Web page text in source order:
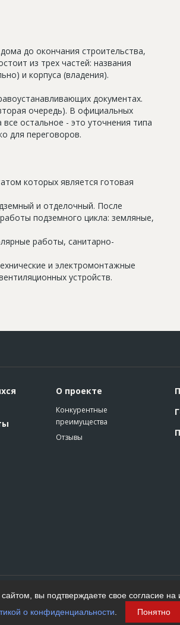
до окончания строительства,
из трех частей: названия
и корпуса (владения).
документах.
очередь). В официальных
остальное - это уточнения типа
для переговоров.
которых является готовая
и отделочный. После
подземного цикла: земляные,
работы, санитарно-
и электромонтажные
устройств.
О проекте
Конкурентные
преимущества
Отзывы
соглашение
ресурсе применяются
технологии. Подробнее.
вы подтверждаете свое согласие на
о конфиденциальности Понятно